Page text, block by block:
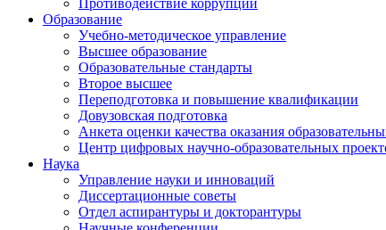
Противодействие коррупции
Образование
Учебно-методическое управление
Высшее образование
Образовательные стандарты
Второе высшее
Переподготовка и повышение квалификации
Довузовская подготовка
Анкета оценки качества оказания
Центр цифровых научно-образовательных
Наука
Управление науки и инноваций
Диссертационные советы
Отдел аспирантуры и докторантуры